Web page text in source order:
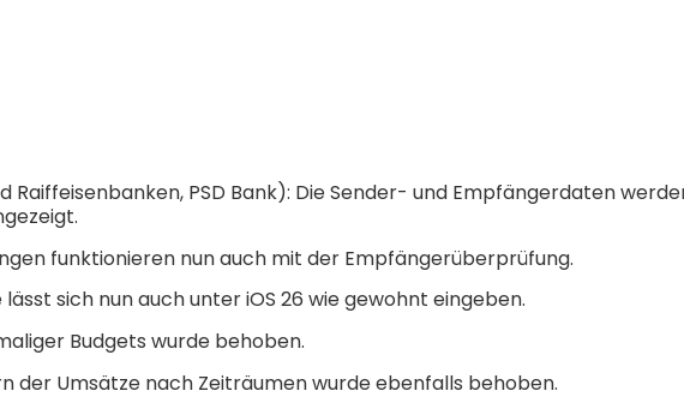
Raiffeisenbanken, PSD Bank): Die Sender- und Empfängerdaten
funktionieren nun auch mit der Empfängerüberprüfung.
sich nun auch unter iOS 26 wie gewohnt eingeben.
Budgets wurde behoben.
der Umsätze nach Zeiträumen wurde ebenfalls behoben.